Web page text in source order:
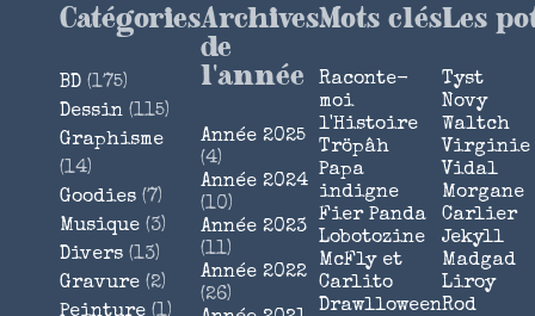
Catégories
BD (175)
Dessin (115)
Graphisme
(14)
Goodies (7)
Musique (3)
Divers (13)
Gravure (2)
Archives
de
l'année
Année 2025
(4)
Année 2024
(10)
Année 2023
(11)
Année 2022
(26)
Mots clés
Raconte-
moi
l'Histoire
Tröpâh
Papa
indigne
Fier Panda
Lobotozine
McFly et
Carlito
Drawlloween
Les
Tyst
Novy
Waltch
Virginie
Vidal
Morgane
Carlier
Jekyll
Madgad
Liroy
Rod